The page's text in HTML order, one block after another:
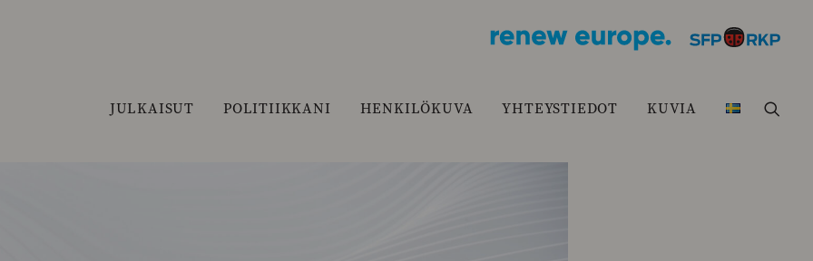
JULKAISUT POLITIIKKANI HENKILÖKUVA YHTEYSTIEDOT KUVIA